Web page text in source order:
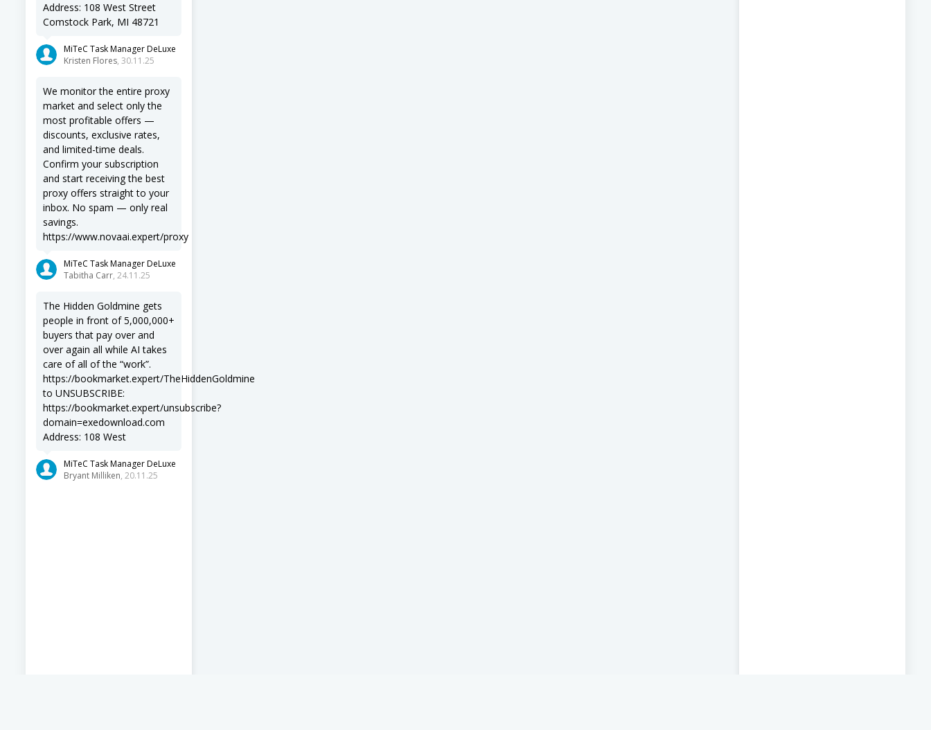
Address: 108 West Street
Comstock Park, MI 48721
MiTeC Task Manager DeLuxe
Kristen Flores, 30.11.25
We monitor the entire proxy
market and select only the
most profitable offers —
discounts, exclusive rates,
and limited-time deals.
Confirm your subscription
and start receiving the best
proxy offers straight to your
inbox. No spam — only real
savings.
https://www.novaai.expert/proxy
MiTeC Task Manager DeLuxe
Tabitha Carr, 24.11.25
The Hidden Goldmine gets
people in front of 5,000,000+
buyers that pay over and
over again all while AI takes
care of all of the “work”.
https://bookmarket.expert/TheHiddenGoldmine
to UNSUBSCRIBE:
https://bookmarket.expert/unsubscribe?
domain=exedownload.com
Address: 108 West
MiTeC Task Manager DeLuxe
Bryant Milliken, 20.11.25